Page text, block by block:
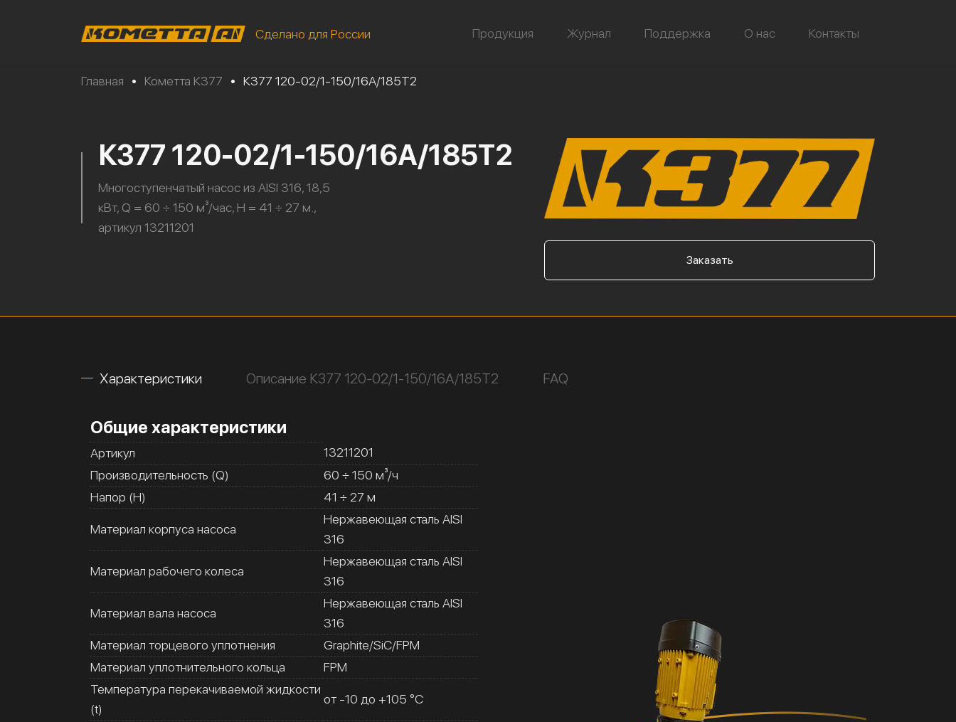
Сделано для России Продукция Журнал Поддержка О нас Контакты
Главная • Кометта К377 • К377 120-02/1-150/16А/185Т2
К377 120-02/1-150/16А/185Т2
Многоступенчатый насос из AISI 316, 18,5
кВт, Q = 60 ÷ 150 м³/час, H = 41 ÷ 27 м.,
артикул 13211201
Заказать
Характеристики Описание К377 120-02/1-150/16А/185Т2 FAQ
Общие характеристики
Артикул
13211201
Производительность (Q)
60 ÷ 150 м³/ч
Напор (H)
41 ÷ 27 м
Материал корпуса насоса
Нержавеющая сталь AISI
316
Материал рабочего колеса
Нержавеющая сталь AISI
316
Материал вала насоса
Нержавеющая сталь AISI
316
Материал торцевого уплотнения
Graphite/SiC/FPM
Материал уплотнительного кольца
FPM
Температура перекачиваемой жидкости
(t)
от -10 до +105 °C